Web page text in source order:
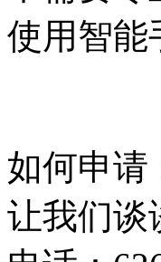
使用智能
如何申请
让我们谈